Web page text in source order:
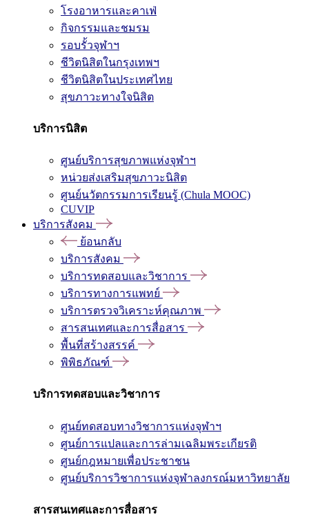
โรงอาหารและคาเฟ่
กิจกรรมและชมรม
รอบรั้วจุฬาฯ
ชีวิตนิสิตในกรุงเทพฯ
ชีวิตนิสิตในประเทศไทย
สุขภาวะทางใจนิสิต
บริการนิสิต
ศูนย์บริการสุขภาพแห่งจุฬาฯ
หน่วยส่งเสริมสุขภาวะนิสิต
ศูนย์นวัตกรรมการเรียนรู้ (Chula MOOC)
CUVIP
บริการสังคม
ย้อนกลับ
บริการสังคม
บริการทดสอบและวิชาการ
บริการทางการแพทย์
บริการตรวจวิเคราะห์คุณภาพ
สารสนเทศและการสื่อสาร
พื้นที่สร้างสรรค์
พิพิธภัณฑ์
บริการทดสอบและวิชาการ
ศูนย์ทดสอบทางวิชาการแห่งจุฬาฯ
ศูนย์การแปลและการล่ามเฉลิมพระเกียรติ
ศูนย์กฎหมายเพื่อประชาชน
ศูนย์บริการวิชาการแห่งจุฬาลงกรณ์มหาวิทยาลัย
สารสนเทศและการสื่อสาร